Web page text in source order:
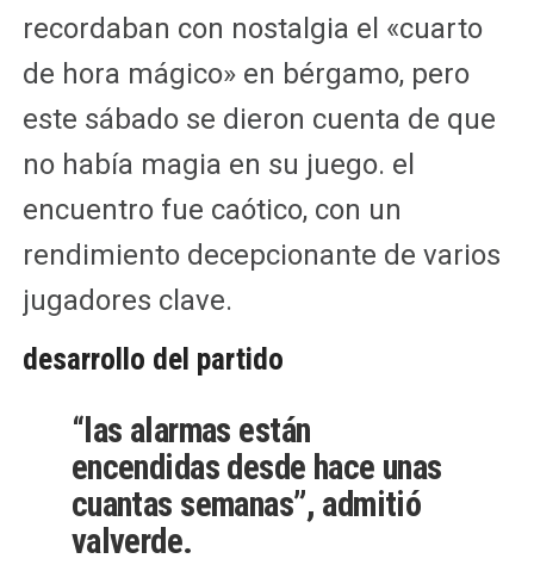
recordaban con nostalgia el «cuarto
de hora mágico» en bérgamo, pero
este sábado se dieron cuenta de que
no había magia en su juego. el
encuentro fue caótico, con un
rendimiento decepcionante de varios
jugadores clave.
desarrollo del partido
“las alarmas están
encendidas desde hace unas
cuantas semanas”, admitió
valverde.